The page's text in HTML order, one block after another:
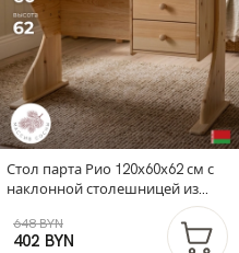
Стол парта Рио 120х60х62 см с
наклонной столешницей из
648 BYN
402 BYN